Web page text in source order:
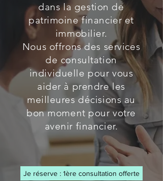
dans la gestion de
patrimoine financier et
immobilier.
Nous offrons des services
de consultation
individuelle pour vous
aider à prendre les
meilleures décisions au
bon moment pour votre
avenir financier.
Je réserve : 1ère consultation offerte